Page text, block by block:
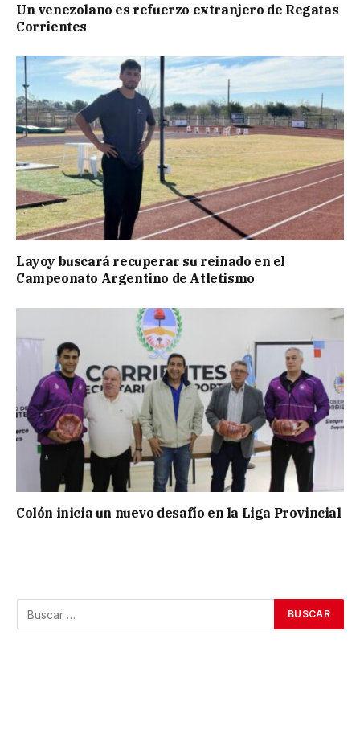
Un venezolano es refuerzo extranjero de Regatas
Corrientes
Layoy buscará recuperar su reinado en el
Campeonato Argentino de Atletismo
Colón inicia un nuevo desafío en la Liga Provincial